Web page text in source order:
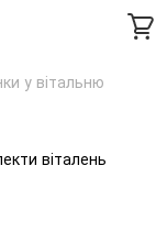
у вітальню